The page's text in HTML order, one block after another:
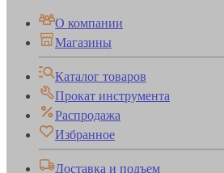
О компании
Магазины
Каталог товаров
Прокат инструмента
Распродажа
Избранное
Доставка и подъем